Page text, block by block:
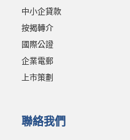
中小企貸款
按揭轉介
國際公證
企業電郵
上市策劃
聯絡我們